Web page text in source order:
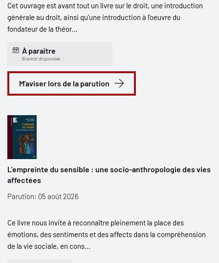
Cet ouvrage est avant tout un livre sur le droit, une introduction
générale au droit, ainsi qu'une introduction à l'oeuvre du
fondateur de la théor...
À paraître
Bientôt disponible
M'aviser lors de la parution
L’empreinte du sensible : une socio-anthropologie des vies
affectées
Parution: 05 août 2026
Ce livre nous invite à reconnaître pleinement la place des
émotions, des sentiments et des affects dans la compréhension
de la vie sociale, en cons...